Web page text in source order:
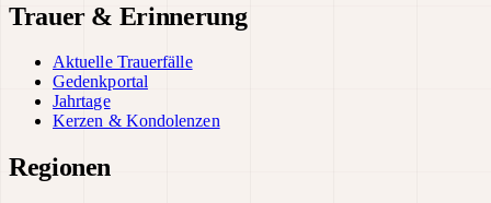
Trauer & Erinnerung
Aktuelle Trauerfälle
Gedenkportal
Jahrtage
Kerzen & Kondolenzen
Regionen